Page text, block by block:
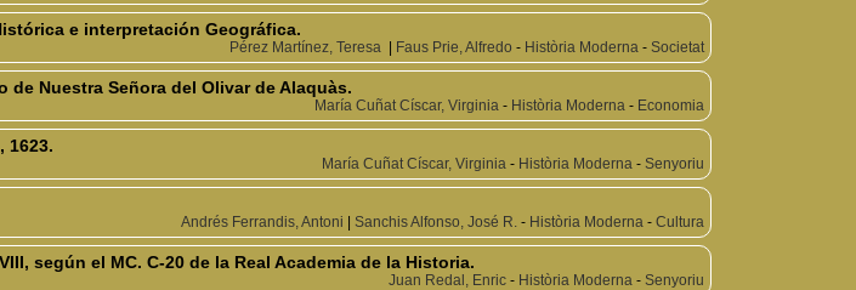
e interpretación Geográfica.
Pérez Martínez, Teresa Faus Prie, Alfredo - Història Moderna -Societat
Nuestra Señora del Olivar de Alaquàs.
María Cuñat Císcar, Virginia - Història Moderna - Economia
1623.
María Cuñat Císcar, Virginia - Història Moderna -Senyoriu
Andrés Ferrandis, Antoni |Sanchis Alfonso, José R. - Història Moderna -Cultura
según el MC. C-20 de la Real Academia de la Historia.
Juan Redal, Enric - Història Moderna -Senyoriu